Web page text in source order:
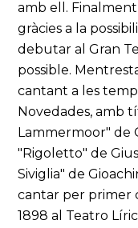
amb ell.
gràcies a la
debutar al Gran
possible.
cantant a les
Novedades, amb
Lammermoor" de
"Rigoletto" de
Siviglia" de
cantar per primer
1898 al Teatro